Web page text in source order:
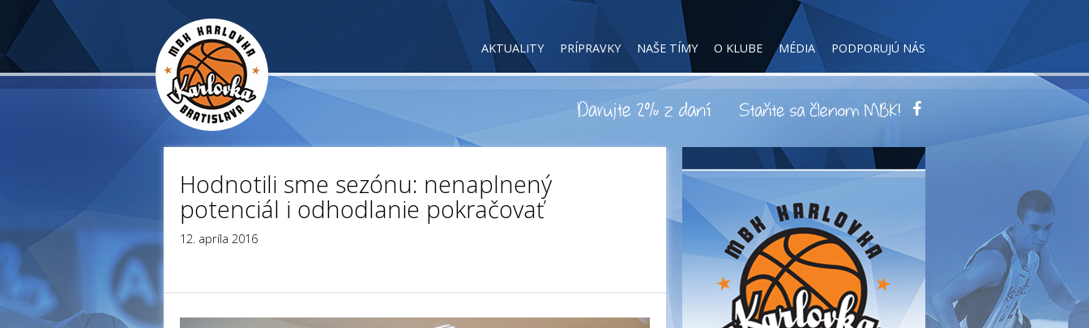
AKTUALITY PRÍPRAVKY NAŠE TÍMY O KLUBE MÉDIA PODPORUJÚ NÁS
Hodnotili sme sezónu: nenaplnený
potenciál i odhodlanie pokračovať
12. apríla 2016